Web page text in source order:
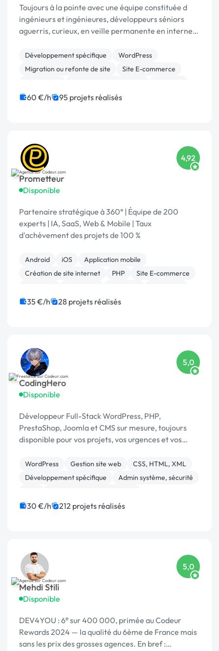
Toujours à la pointe avec une équipe constituée d
ingénieurs et ingénieures, développeurs séniors
aguerris, curieux, en veille permanente en interne
breton (français!) , senior depuis 2011. ...
Développement spécifique
WordPress
Migration ou refonte de site
Site E-commerce
WooCommerce
Magento
60 €/h 95 projets réalisés
Prometteur
Disponible
4,92
Partenaire stratégique à 360° | Équipe de 200
experts | IA, SaaS, Web & Mobile | Taux
d'achèvement des projets de 100 %
Android iOS
Application mobile
Création de site internet
PHP
Site E-commerce
35 €/h 28 projets réalisés
CodingHero
Disponible
5,0
Développeur Full-Stack WordPress, PHP,
PrestaShop, Joomla et CMS sur mesure, toujours
disponible pour vos projets, vos urgences et vos
WordPress Gestion site web
CSS, HTML, XML
Développement spécifique
Admin système, sécurité
Site E-commerce
Prestashop
30 €/h 212 projets réalisés
Mehdi Stili
Disponible
5,0
DEV4YOU : 6ᵉ sur 400 000, primée au Codeur
Rewards 2024 — la qualité du 6ème de France mais
sans les prix des grosses agences. En bref :